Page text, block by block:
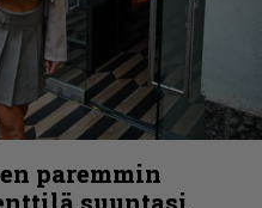
paremmin
suuntasi